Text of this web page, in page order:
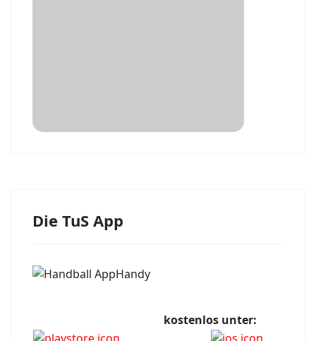
Die TuS App
kostenlos unter: